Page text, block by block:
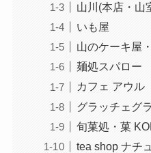
山川(本店・山
いも屋
山のケーキ屋
麺処スパロー
カフェ アウル
グラッチェグ
旬菓処・菓
tea shop ナチ